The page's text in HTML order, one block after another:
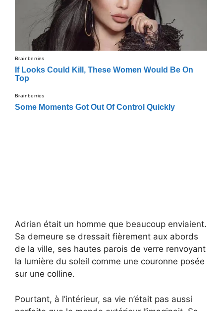
Adrian était un homme que beaucoup enviaient.
Sa demeure se dressait fièrement aux abords
de la ville, ses hautes parois de verre renvoyant
la lumière du soleil comme une couronne posée
sur une colline.
Pourtant, à l’intérieur, sa vie n’était pas aussi